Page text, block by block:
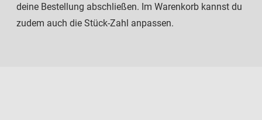
deine Bestellung abschließen. Im Warenkorb kannst du
zudem auch die Stück-Zahl anpassen.